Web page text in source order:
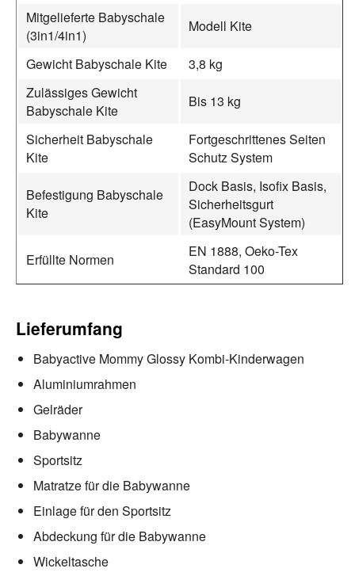
Mitgelieferte Babyschale
(3in1/4in1)
Modell Kite
Gewicht Babyschale Kite
3,8 kg
Zulässiges Gewicht
Babyschale Kite
Bis 13 kg
Sicherheit Babyschale
Kite
Fortgeschrittenes Seiten
Schutz System
Befestigung Babyschale
Kite
Dock Basis, Isofix Basis,
Sicherheitsgurt
(EasyMount System)
Erfüllte Normen
EN 1888, Oeko-Tex
Standard 100
Lieferumfang
Babyactive Mommy Glossy Kombi-Kinderwagen
Aluminiumrahmen
Gelräder
Babywanne
Sportsitz
Matratze für die Babywanne
Einlage für den Sportsitz
Abdeckung für die Babywanne
Wickeltasche